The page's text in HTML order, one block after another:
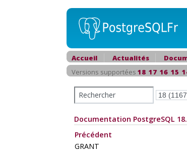
Accueil Actualités
Versions supportées 18 17 16 15
Documentation PostgreSQL
Précédent
GRANT